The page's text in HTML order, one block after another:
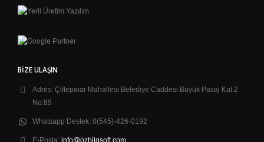
BIZE ULAŞIN
Adres: Çiftepınar Mahallesi Belediye Caddesi Büyük Pasaj Kat:2
No:89
Whatsapp Destek: 0(545)-426-0192
E-Posta: info@ozbilgsoft.com